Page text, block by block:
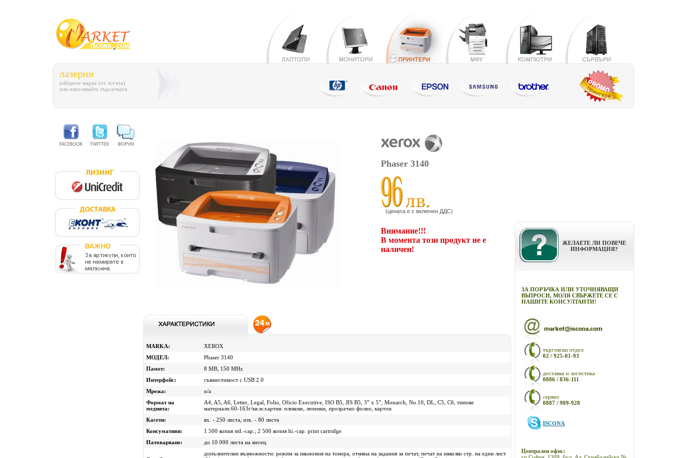
лазерни
изберете марка (от логата)
или използвайте търсачката
Phaser 3140
(цената е с включен ДДС)
Внимание!!!
В момента този продукт не е
наличен!
MARKA:
XEROX
МОДЕЛ:
Phaser 3140
Памет:
8 MB, 150 MHz
Интерфейс:
съвместимoст с USB 2.0
Мрежа:
n/a
Формат на
медията:
A4, A5, A6, Letter, Legal, Folio, Oficio Executive, ISO B5, JIS B5, 3” x 5”, Monarch, No.10, DL, C5, C6; типове
материали:60-163г/кв.м:хартия: пликове, лепенки, прозрачно фолио, картон
Касети:
вх. - 250 листа, изх. - 80 листа
Консумативи:
1 500 копия std.-cap.; 2 500 копия hi.-cap. print cartridge
Натоварване:
до 10 000 листа на месец
допълнителни възможности: режим за икономия на тонера, отмяна на задания за печат, печат на няколко стр. на един лист
ЖЕЛАЕТЕ ЛИ ПОВЕЧЕ
ИНФОРМАЦИЯ?
ЗА ПОРЪЧКА ИЛИ УТОЧНЯВАЩИ
ВЪПРОСИ, МОЛЯ СВЪРЖЕТЕ СЕ С
НАШИТЕ КОНСУЛТАНТИ!
търговски отдел
02 / 925-01-93
доставка и логистика
0886 / 836-111
сервиз
0887 / 909-928
ISCONA
Централен офис: